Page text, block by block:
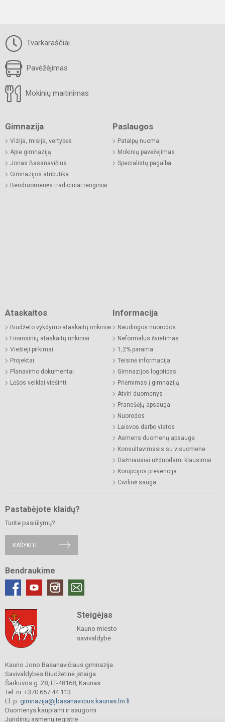
Tvarkaraščiai
Pavėžėjimas
Mokinių maitinimas
Gimnazija
Vizija, misija, vertybės
Apie gimnaziją
Jonas Basanavičius
Gimnazijos atributika
Bendruomenės tradiciniai renginiai
Paslaugos
Patalpų nuoma
Mokinių pavėžėjimas
Specialistų pagalba
Ataskaitos
Biudžeto vykdymo ataskaitų rinkiniai
Finansinių ataskaitų rinkiniai
Viešieji pirkimai
Projektai
Planavimo dokumentai
Lėšos veiklai viešinti
Informacija
Naudingos nuorodos
Neformalus švietimas
1,2% parama
Teisinė informacija
Gimnazijos logotipas
Priėmimas į gimnaziją
Atviri duomenys
Pranešėjų apsauga
Nuorodos
Laisvos darbo vietos
Asmens duomenų apsauga
Konsultavimasis su visuomene
Dažniausiai užduodami klausimai
Korupcijos prevencija
Civilinė sauga
Pastabėjote klaidų?
Turite pasiūlymų?
RAŠYKITE
Bendraukime
Steigėjas
Kauno miesto
savivaldybė
Kauno Jono Basanavičiaus gimnazija
Savivaldybės Biudžetinė įstaiga
Šarkuvos g. 28, LT-48168, Kaunas
Tel. nr. +370 657 44 113
El. p. gimnazija@jbasanavicius.kaunas.lm.lt
Duomenys kaupiami ir saugomi
Juridinių asmenų registre